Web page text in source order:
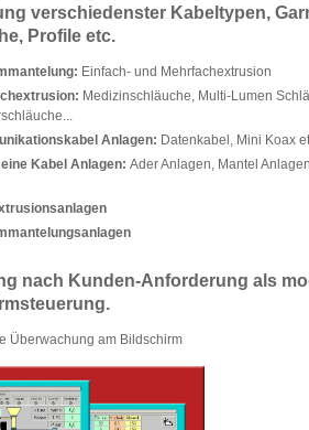
verschiedenster Kabeltypen,
Profile etc.
Einfach- und Mehrfachextrusion
Medizinschläuche, Multi-Lumen
Anlagen: Datenkabel, Mini Koax
Kabel Anlagen: Ader Anlagen, Mantel
nach Kunden-Anforderung als
Überwachung am Bildschirm